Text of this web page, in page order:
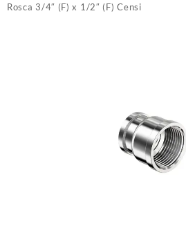
Rosca 3/4″ (F) x 1/2″ (F) Censi